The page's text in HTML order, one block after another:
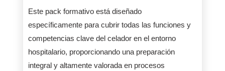
Este pack formativo está diseñado
específicamente para cubrir todas las funciones y
competencias clave del celador en el entorno
hospitalario, proporcionando una preparación
integral y altamente valorada en procesos